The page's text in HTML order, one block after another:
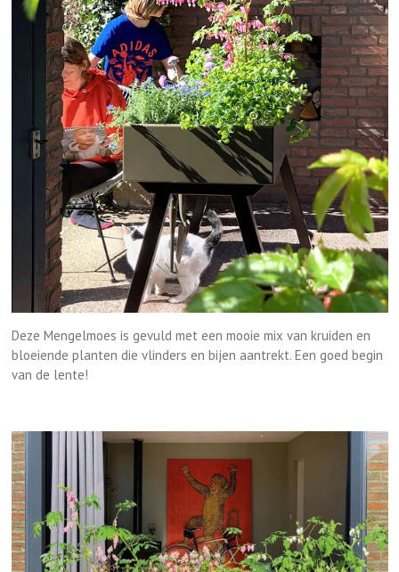
Deze Mengelmoes is gevuld met een mooie mix van kruiden en
bloeiende planten die vlinders en bijen aantrekt. Een goed begin
van de lente!